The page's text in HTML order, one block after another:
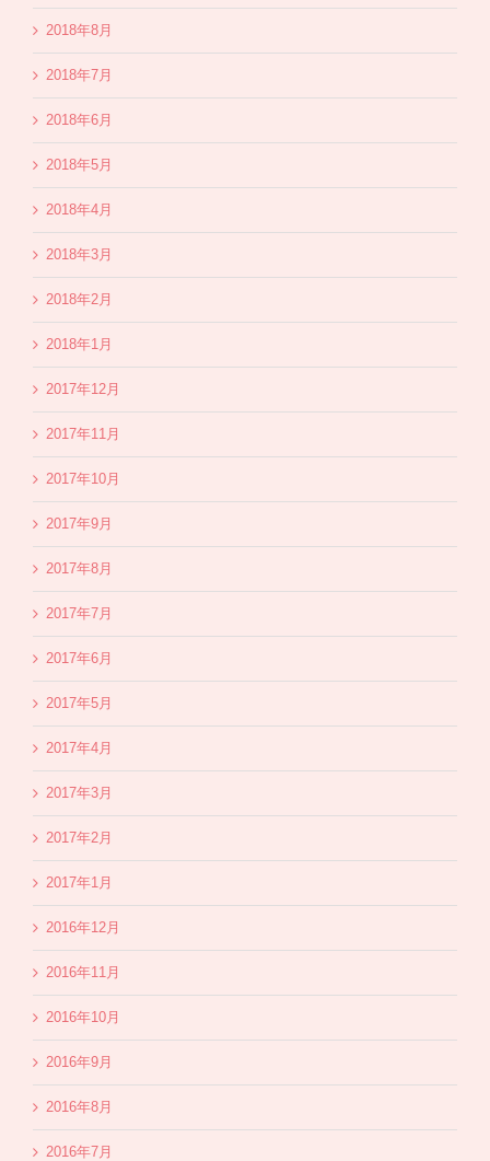
2018年8月
2018年7月
2018年6月
2018年5月
2018年4月
2018年3月
2018年2月
2018年1月
2017年12月
2017年11月
2017年10月
2017年9月
2017年8月
2017年7月
2017年6月
2017年5月
2017年4月
2017年3月
2017年2月
2017年1月
2016年12月
2016年11月
2016年10月
2016年9月
2016年8月
2016年7月